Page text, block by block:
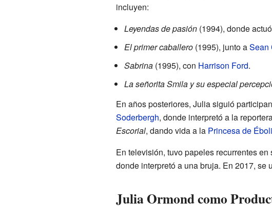
incluyen:
Leyendas de pasión(1994), donde
El primer caballero(1995), junto aSean
Sabrina(1995), con Harrison Ford.
La señorita Smila y su especial
En años posteriores, Julia siguió
Soderbergh, donde interpretó a la
Escorial, dando vida a la Princesa de Éboli
En televisión, tuvo papeles recurrentes
donde interpretó a una bruja. En 2017, se
Julia Ormond como